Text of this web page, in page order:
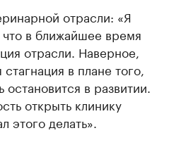
отрасли: «Я
что в ближайшее время
отрасли. Наверное,
в плане того,
остановится в развитии.
открыть клинику
этого делать».